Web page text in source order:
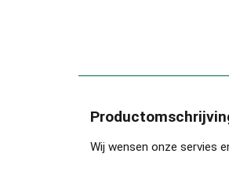
Wij wensen onze servies